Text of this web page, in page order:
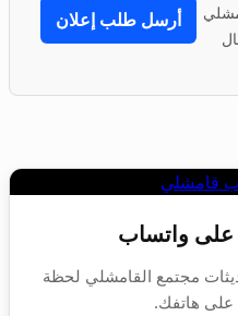
أرسل طلب إعلان
على واتساب
مجتمع القامشلي لحظة
على هاتفك.